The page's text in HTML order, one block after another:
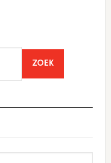
ZOEKSEARCH